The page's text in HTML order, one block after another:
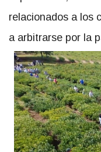
relacionados a los
a arbitrarse por la